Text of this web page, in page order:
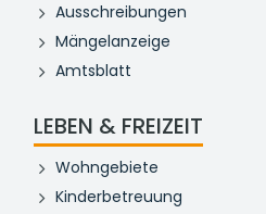
Ausschreibungen
Mängelanzeige
Amtsblatt
LEBEN & FREIZEIT
Wohngebiete
Kinderbetreuung